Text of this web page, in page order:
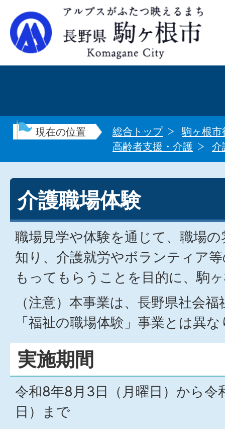
現在の位置 総合トップ
駒ヶ根市
高齢者支援・介護
介
介護職場体験
職場見学や体験を通じて、職場
知り、介護就労やボランティア
もってもらうことを目的に、駒
（注意）本事業は、長野県社会
「福祉の職場体験」事業とは異
実施期間
令和8年8月3日（月曜日）から令
日）まで